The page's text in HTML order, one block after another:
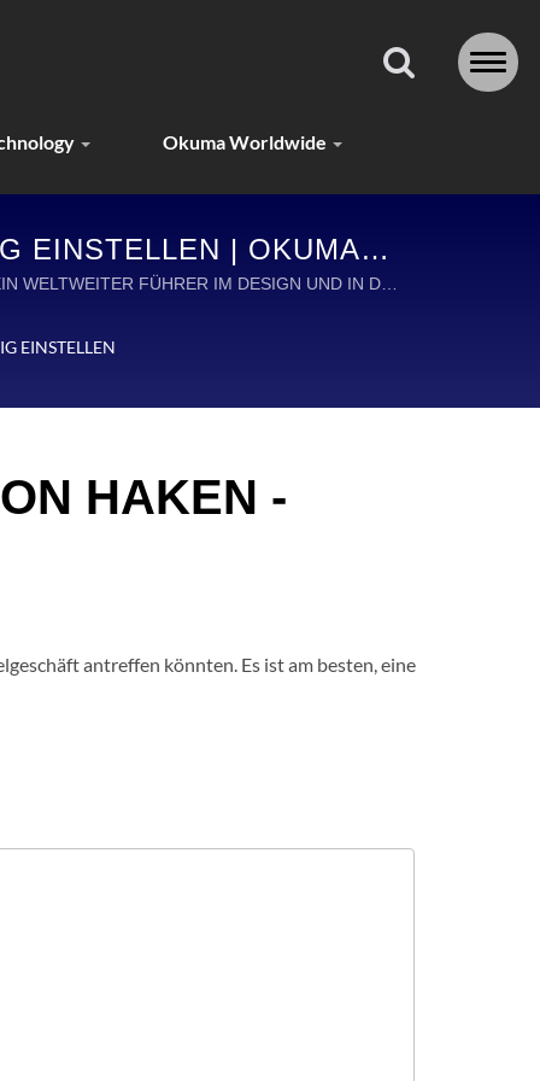
Okuma Worldwide
EINSTELLEN | OKUMA
FÜR JEDES
WELTWEITER FÜHRER IM DESIGN UND IN DER
EINSTELLEN
HAKEN -
antreffen könnten. Es ist am besten, eine